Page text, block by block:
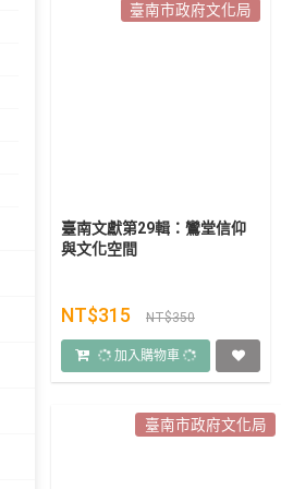
臺南市政府文化局
臺南文獻第29輯：鸞堂信仰
與文化空間
NT$315 NT$350
加入購物車
臺南市政府文化局